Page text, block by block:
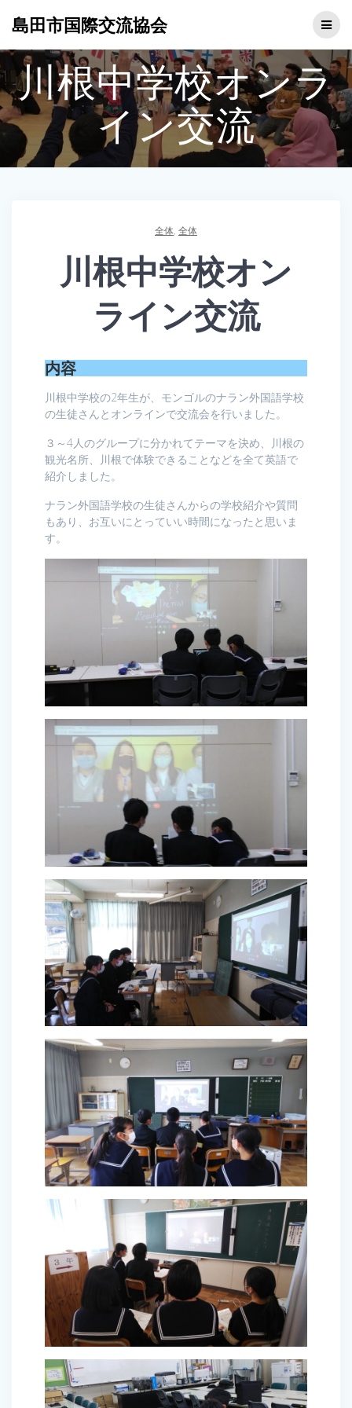
ン
ツ
へ
ス
キ
ッ
プ
島田市国際交流協会
川根中学校オンラ
イン交流
全体, 全体
川根中学校オン
ライン交流
内容
川根中学校の2年生が、モンゴルのナラン外国語学校
の生徒さんとオンラインで交流会を行いました。
３～4人のグループに分かれてテーマを決め、川根の
観光名所、川根で体験できることなどを全て英語で
紹介しました。
ナラン外国語学校の生徒さんからの学校紹介や質問
もあり、お互いにとっていい時間になったと思いま
す。